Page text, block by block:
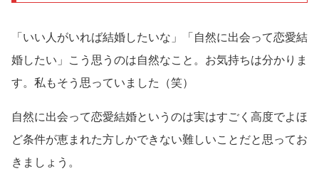
「いい人がいれば結婚したいな」「自然に出会って恋愛結
婚したい」こう思うのは自然なこと。お気持ちは分かりま
す。私もそう思っていました（笑）
自然に出会って恋愛結婚というのは実はすごく高度でよほ
ど条件が恵まれた方しかできない難しいことだと思ってお
きましょう。